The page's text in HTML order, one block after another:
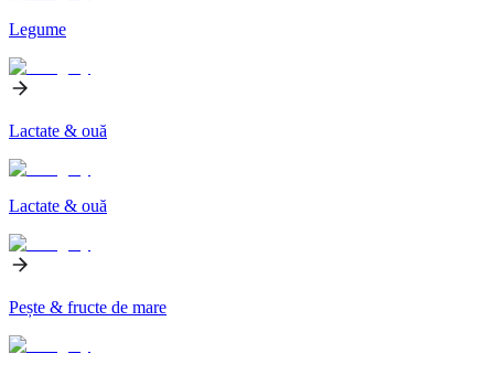
Legume
Lactate & ouă
Lactate & ouă
Pește & fructe de mare